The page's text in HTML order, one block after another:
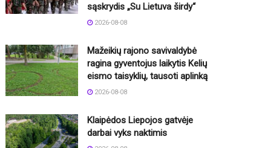
sąskrydis „Su Lietuva širdy“
2026-08-08
Mažeikių rajono savivaldybė
ragina gyventojus laikytis Kelių
eismo taisyklių, tausoti aplinką
2026-08-08
Klaipėdos Liepojos gatvėje
darbai vyks naktimis